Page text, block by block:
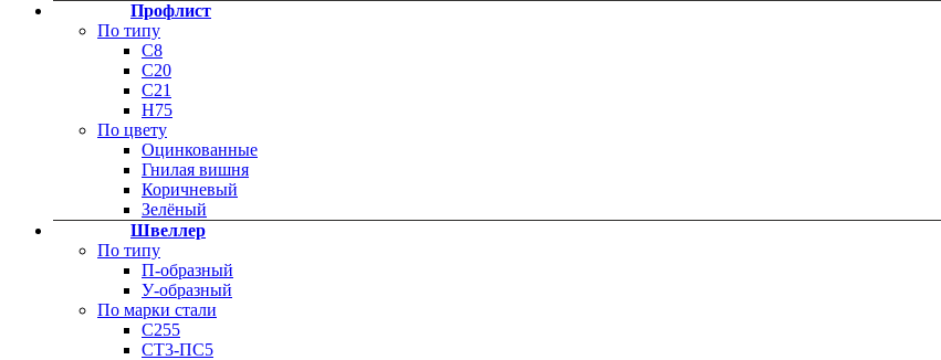
Профлист
По типу
С8
С20
C21
Н75
По цвету
Оцинкованные
Гнилая вишня
Коричневый
Зелёный
Швеллер
По типу
П-образный
У-образный
По марки стали
С255
СТ3-ПС5